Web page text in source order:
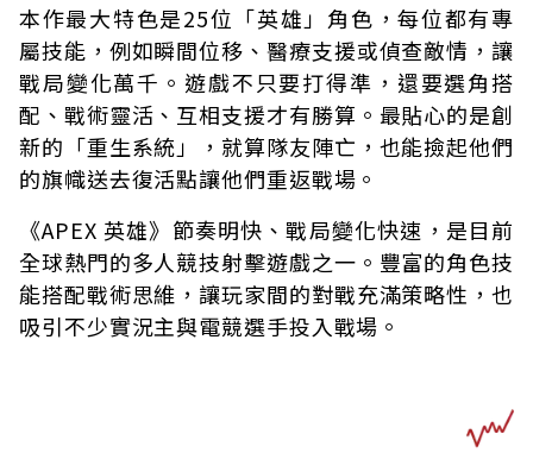
本作最大特色是25位「英雄」角色，每位都有專
屬技能，例如瞬間位移、醫療支援或偵查敵情，讓
戰局變化萬千。遊戲不只要打得準，還要選角搭
配、戰術靈活、互相支援才有勝算。最貼心的是創
新的「重生系統」，就算隊友陣亡，也能撿起他們
的旗幟送去復活點讓他們重返戰場。
《APEX 英雄》節奏明快、戰局變化快速，是目前
全球熱門的多人競技射擊遊戲之一。豐富的角色技
能搭配戰術思維，讓玩家間的對戰充滿策略性，也
吸引不少實況主與電競選手投入戰場。